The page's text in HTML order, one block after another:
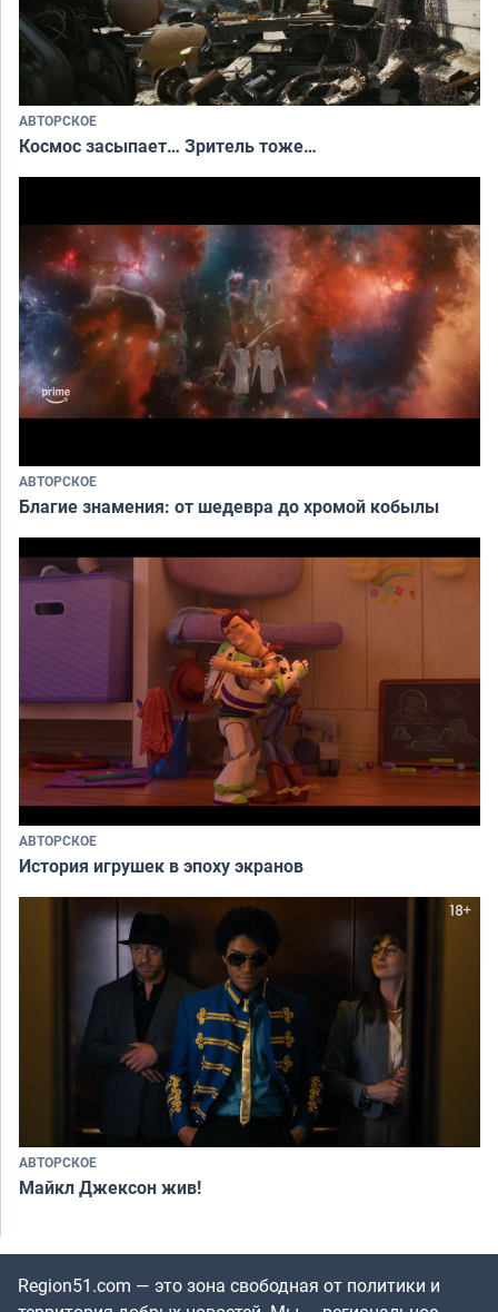
АВТОРСКОЕ
Космос засыпает… Зритель тоже…
АВТОРСКОЕ
Благие знамения: от шедевра до хромой кобылы
АВТОРСКОЕ
История игрушек в эпоху экранов
АВТОРСКОЕ
Майкл Джексон жив!
Region51.com — это зона свободная от политики и